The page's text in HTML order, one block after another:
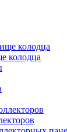
колодца